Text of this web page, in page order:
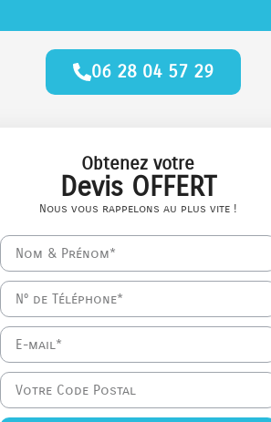
06 28 04 57 29
Obtenez votre
Devis OFFERT
Nous vous rappelons au plus vite !